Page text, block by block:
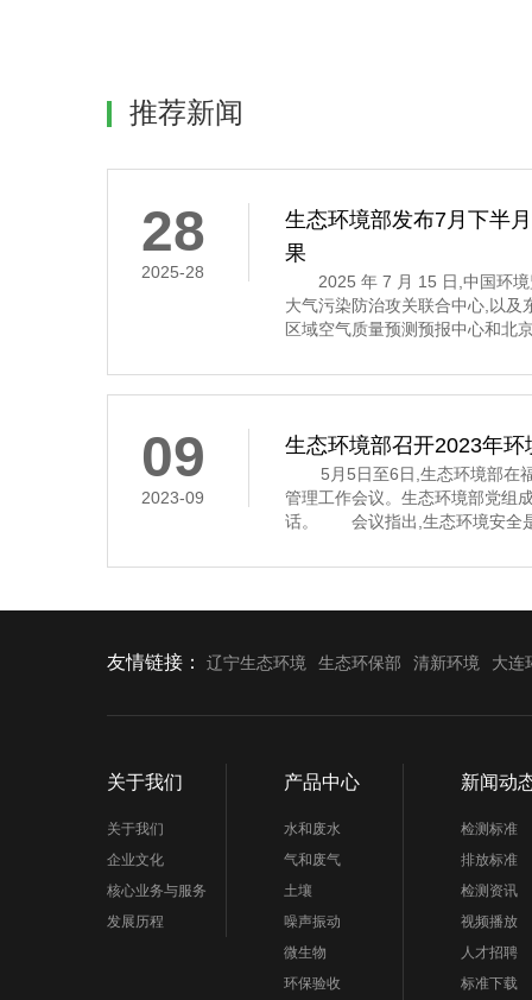
推荐新闻
28
2025-28
生态环境部发布7月下半
果
2025 年 7 月 15 日,中国环境
大气污染防治攻关联合中心,以及
区域空气质量预测预报中心和北
示,7 月下半月全国大部分地区空
其中,京津冀及
09
2023-09
生态环境部召开2023年
5月5日至6日,生态环境部在福
管理工作会议。生态环境部党组
话。 会议指出,生态环境安全
安全,多次作出重要指示批示,为
近年来,全国环
友情链接： 辽宁生态环境 生态环保部 清新环境 大连
关于我们
关于我们
企业文化
核心业务与服务
发展历程
产品中心
水和废水
气和废气
土壤
噪声振动
微生物
环保验收
新闻动
检测标准
排放标准
检测资讯
视频播放
人才招聘
标准下载